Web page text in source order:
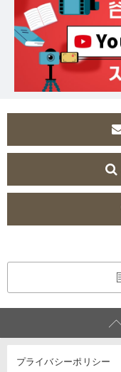
プライバシーポリシー